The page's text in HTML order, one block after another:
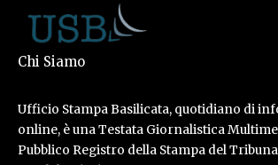
Chi Siamo
Ufficio Stampa Basilicata, quotidiano di
online, è una Testata Giornalistica
Pubblico Registro della Stampa del